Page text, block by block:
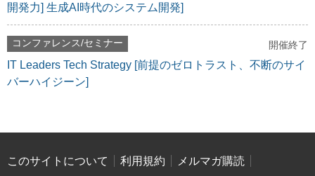
開発力] 生成AI時代のシステム開発]
コンファレンス/セミナー 開催終了
IT Leaders Tech Strategy [前提のゼロトラスト、不断のサイ
バーハイジーン]
このサイトについて 利用規約
メルマガ購読